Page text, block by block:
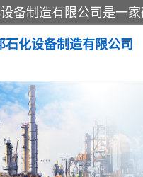
石化设备制造有限公司
顶部装卸鹤管
LNG低温鹤管